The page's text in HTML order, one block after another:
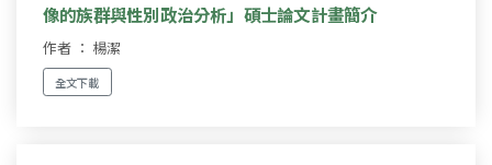
像的族群與性別政治分析」碩士論文計畫簡介
作者 ： 楊潔
全文下載